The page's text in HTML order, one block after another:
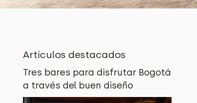
Artículos destacados
Tres bares para disfrutar Bogotá
a través del buen diseño